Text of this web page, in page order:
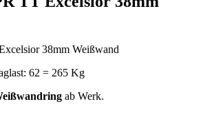
38mm Weißwand
62 = 265 Kg
ab Werk.